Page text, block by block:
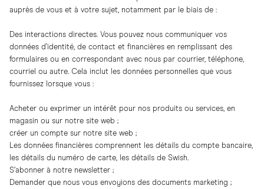
auprès de vous et à votre sujet, notamment par le biais de :
Des interactions directes. Vous pouvez nous communiquer vos
données d’identité, de contact et financières en remplissant des
formulaires ou en correspondant avec nous par courrier, téléphone,
courriel ou autre. Cela inclut les données personnelles que vous
fournissez lorsque vous :
Acheter ou exprimer un intérêt pour nos produits ou services, en
magasin ou sur notre site web ;
créer un compte sur notre site web ;
Les données financières comprennent les détails du compte bancaire,
les détails du numéro de carte, les détails de Swish.
S’abonner à notre newsletter ;
Demander que nous vous envoyions des documents marketing ;